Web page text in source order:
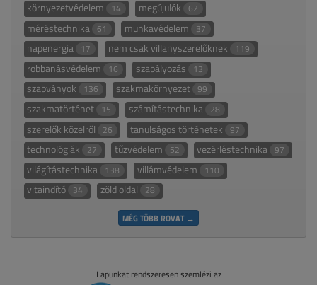
környezetvédelem 14 megújulók 62
méréstechnika 61 munkavédelem 37
napenergia 17 nem csak villanyszerelőknek 119
robbanásvédelem 16 szabályozás 13
szabványok 136 szakmakörnyezet 99
szakmatörténet 15 számítástechnika 28
szerelők közelről 26 tanulságos történetek 97
technológiák 27 tűzvédelem 52 vezérléstechnika 97
világítástechnika 138 villámvédelem 110
vitaindító 34 zöld oldal 28
MÉG TÖBB ROVAT →
Lapunkat rendszeresen szemlézi az